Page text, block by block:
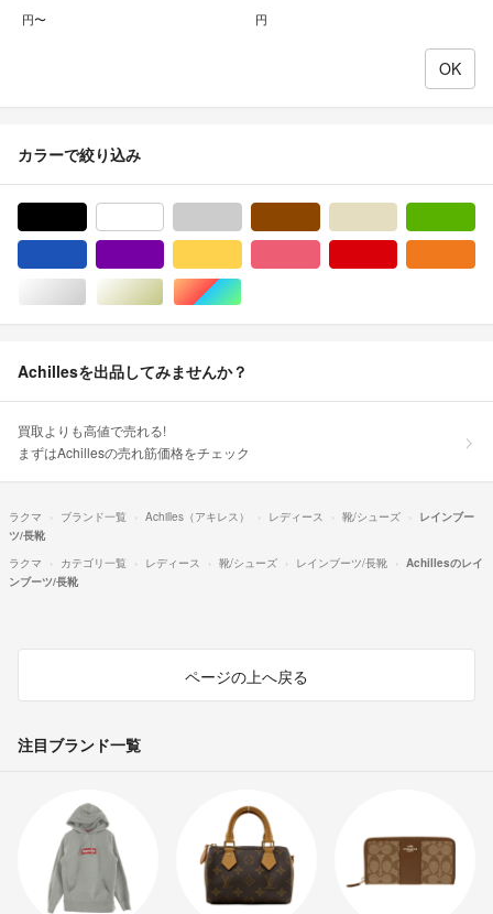
円〜 円
カラーで絞り込み
シルバー/銀色系ゴールド/金色系マルチカラー
Achillesを出品してみませんか？
買取よりも高値で売れる!
まずはAchillesの売れ筋価格をチェック
ラクマ ブランド一覧 Achilles（アキレス） レディース 靴/シューズ
レインブー
ツ/長靴
ラクマ
カテゴリ一覧 レディース 靴/シューズ レインブーツ/長靴
Achillesのレイ
ンブーツ/長靴
ページの上へ戻る
注目ブランド一覧